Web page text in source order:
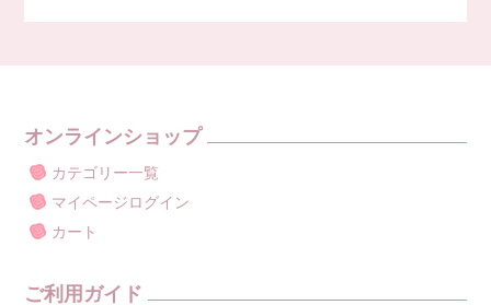
オンラインショップ
カテゴリー一覧
マイページログイン
カート
ご利用ガイド